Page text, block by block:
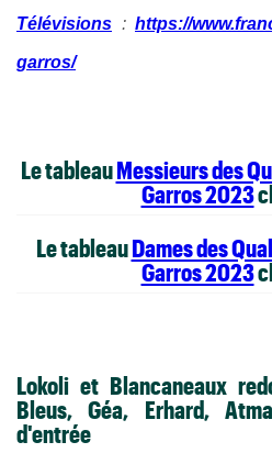
Télévisions : https://
garros/
Le tableauMessieurs des
Garros 2023
Le tableauDames des
Garros 2023
Lokoli et Blancaneaux
Bleus,Géa, Erhard,
d'entrée